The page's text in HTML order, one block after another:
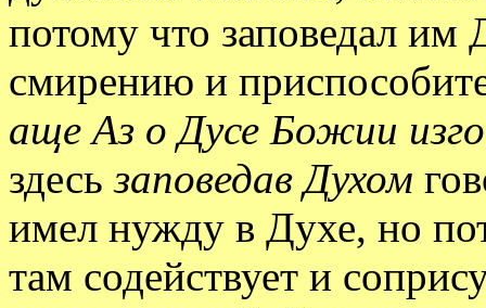
потому что заповедал
смирению и
аще Аз о Дусе Божии
здесьзаповедав Духом
имел нужду в Духе, но
там содействует и